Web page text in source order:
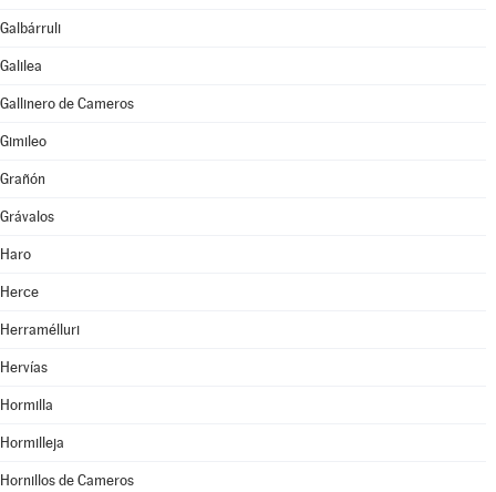
Galbárruli
Galilea
Gallinero de Cameros
Gimileo
Grañón
Grávalos
Haro
Herce
Herramélluri
Hervías
Hormilla
Hormilleja
Hornillos de Cameros